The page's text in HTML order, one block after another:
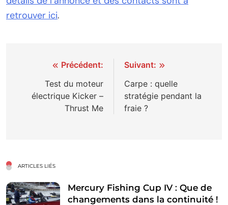
retrouver ici.
Navigation
l’article
Précédent:
Test du moteur
électrique Kicker –
Thrust Me
Suivant:
Carpe : quelle
stratégie pendant la
fraie ?
ARTICLES LIÉS
Mercury Fishing Cup IV : Que de
changements dans la continuité !